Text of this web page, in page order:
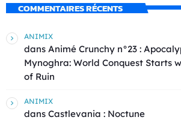
COMMENTAIRES RÉCENTS
ANIMIX
dans Animé Crunchy n°23 :
Mynoghra: World Conquest Starts
of Ruin
ANIMIX
dans Castlevania : Noctune